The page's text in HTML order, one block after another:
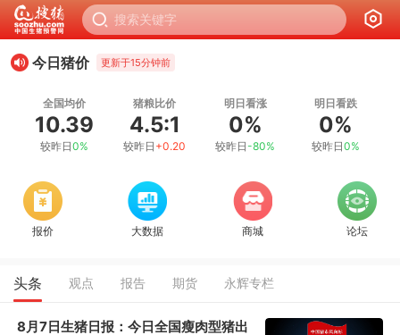
今日猪价 更新于15分钟前
全国均价
10.39
较昨日0%
猪粮比价
4.5:1
较昨日 +0.20
明日看涨
0%
较昨日-80%
明日看跌
0%
较昨日0%
报价 大数据 商城 论坛
头条 观点 报告 期货 永辉专栏
8月7日生猪日报：今日全国瘦肉型猪出